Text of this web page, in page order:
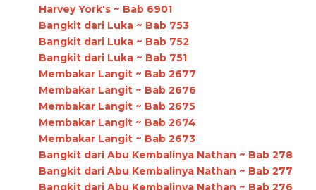
Harvey York's ~ Bab 6901
Bangkit dari Luka ~ Bab 753
Bangkit dari Luka ~ Bab 752
Bangkit dari Luka ~ Bab 751
Membakar Langit ~ Bab 2677
Membakar Langit ~ Bab 2676
Membakar Langit ~ Bab 2675
Membakar Langit ~ Bab 2674
Membakar Langit ~ Bab 2673
Bangkit dari Abu Kembalinya Nathan ~ Bab 278
Bangkit dari Abu Kembalinya Nathan ~ Bab 277
Bangkit dari Abu Kembalinya Nathan ~ Bab 276